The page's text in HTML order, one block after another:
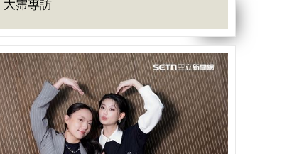
大霈專訪